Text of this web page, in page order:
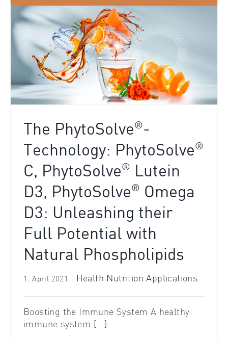
The PhytoSolve®-
Technology: PhytoSolve®
C, PhytoSolve®
Lutein
D3, PhytoSolve® Omega
D3: Unleashing their
Full Potential with
Natural Phospholipids
1. April 2021 Health Nutrition Applications
Boosting the Immune System A healthy
immune system [...]